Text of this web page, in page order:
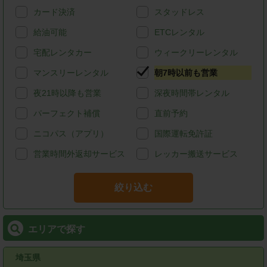
カード決済 スタッドレス
給油可能 ETCレンタル
宅配レンタカー ウィークリーレンタル
マンスリーレンタル 朝7時以前も営業
夜21時以降も営業 深夜時間帯レンタル
パーフェクト補償 直前予約
ニコパス（アプリ） 国際運転免許証
営業時間外返却サービス レッカー搬送サービス
絞り込む
エリアで探す
埼玉県